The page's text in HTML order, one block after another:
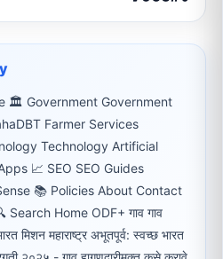
🏛 Government Government
Farmer Services
Technology Artificial
📈 SEO SEO Guides
📚 Policies About Contact
Home ODF+ गाव गाव
मिशन महाराष्ट्र अभूतपूर्व: स्वच्छ भारत